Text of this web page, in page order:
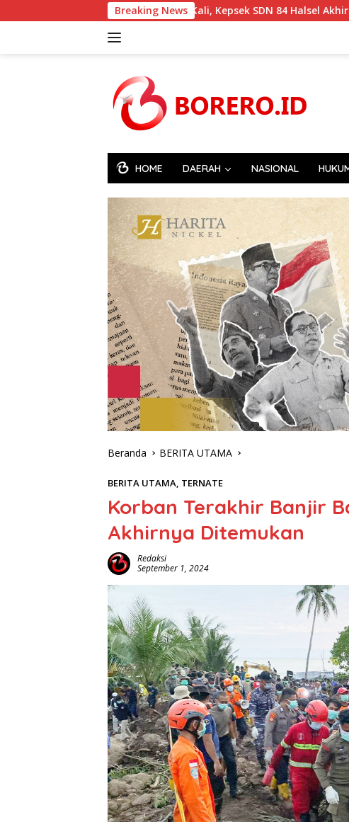
ke
Breaking News
Mangkir Dua Kali, Kepsek SDN 84 Halsel Akhirnya Penuhi
HOME DAERAH NASIONAL
Beranda BERITA UTAMA
BERITA UTAMA, TERNATE
Korban Terakhir Banjir
Akhirnya Ditemukan
Redaksi
September 1, 2024